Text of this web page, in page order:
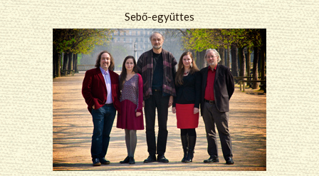
Sebő-együttes